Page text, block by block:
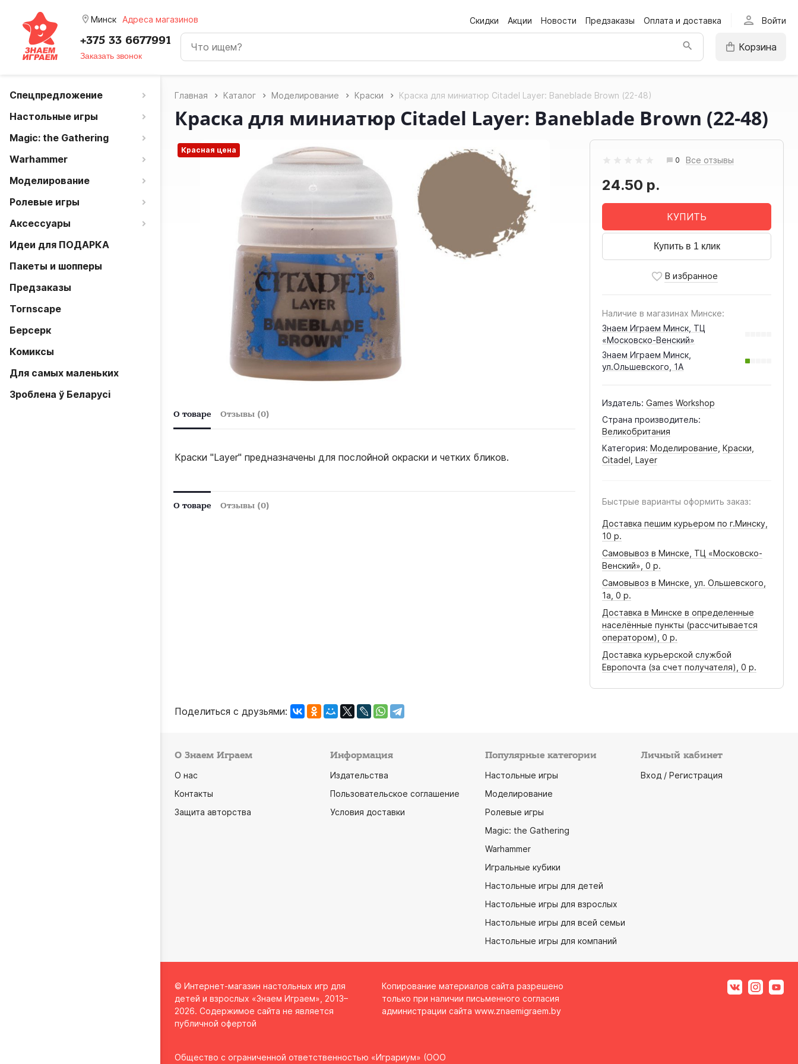
room Минск Адреса магазинов Скидки Акции Новости Предзаказы Оплата и доставка person Войти
+375 33 6677991
Заказать звонок
Корзина
Спецпредложение
Настольные игры
Magic: the Gathering
Warhammer
Моделирование
Ролевые игры
Аксессуары
Идеи для ПОДАРКА
Пакеты и шопперы
Предзаказы
Tornscape
Берсерк
Комиксы
Для самых маленьких
Зроблена ў Беларусi
Главная Каталог Моделирование Краски Краска для миниатюр Citadel Layer: Baneblade Brown (22-48)
Краска для миниатюр Citadel Layer: Baneblade Brown (22-48)
Красная цена
0
Все отзывы
24.50 р.
КУПИТЬ
Купить в 1 клик
Наличие в магазинах Минске:
Знаем Играем Минск, ТЦ
«Московско-Венский»
Знаем Играем Минск,
ул.Ольшевского, 1А
Издатель: Games Workshop
Страна производитель:
Великобритания
Категория: Моделирование ,Краски
Citadel ,Layer
Быстрые варианты оформить заказ:
Доставка пешим курьером по г.Минску,
10 р.
Самовывоз в Минске, ТЦ «Московско-
Венский», 0 р.
Самовывоз в Минске, ул. Ольшевского,
1а, 0 р.
Доставка в Минске в определенные
населённые пункты (рассчитывается
оператором),
0 р.
Доставка курьерской службой
Европочта (за счет получателя),
0 р.
О товаре Отзывы (0)
Краски "Layer" предназначены для послойной окраски и четких бликов.
О товаре Отзывы (0)
Поделиться с друзьями:
О Знаем Играем
О нас
Контакты
Защита авторства
Информация
Издательства
Пользовательское соглашение
Условия доставки
Популярные категории
Настольные игры
Моделирование
Ролевые игры
Magic: the Gathering
Warhammer
Игральные кубики
Настольные игры для детей
Настольные игры для взрослых
Настольные игры для всей семьи
Настольные игры для компаний
Личный кабинет
Вход / Регистрация
© Интернет-магазин настольных игр для
детей и взрослых «Знаем Играем», 2013–
2026. Содержимое сайта не является
публичной офертой
Копирование материалов сайта разрешено
только при наличии письменного согласия
администрации сайта www.znaemigraem.by
Общество с ограниченной ответственностью «Играриум» (ООО